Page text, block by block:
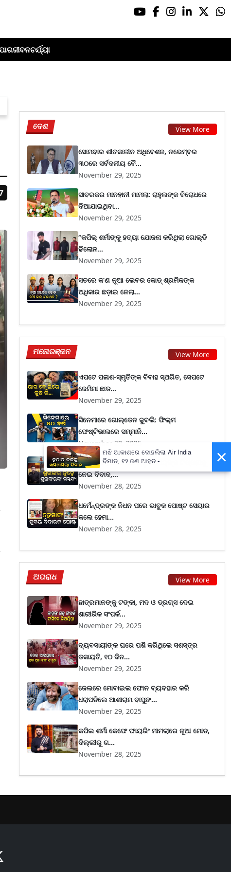
ଜୀବନଚର୍ଯ୍ୟା
ଦେଶ View More
ସୋମବାର ଶୀତକାଳୀନ ଅଧିବେଶନ, ନଭେମ୍ବର
୩୦ରେ ସର୍ବଦଳୀୟ ବୈ...
November 29, 2025
ସାବରକର ମାନହାନୀ ମାମଲା: ରାହୁଲଙ୍କ ବିରୋଧରେ
ଦିଆଯାଇଥିବା...
November 29, 2025
“କପିଲ୍ ଶର୍ମାଙ୍କୁ ହତ୍ୟା ଯୋଜନା କରିଥିଲା ଗୋଲ୍ଡି
ଢିଲୋନ...
November 29, 2025
ସତରେ କ’ଣ ନୂଆ ଲେବର କୋଡ୍‌ ଶ୍ରମିକଙ୍କ
ଅଧିକାର ଛଡ଼ାଇ ନେଲା...
November 29, 2025
ମନୋରଞ୍ଜନ View More
ଏପଟେ ପଳାଶ-ସ୍ମୃତିଙ୍କ ବିବାହ ସ୍ଥଗିତ, ସେପଟେ
ଜେମିମା ଛାଡ...
November 29, 2025
ସିନେମାରେ ଗୋଲ୍ଡେନ ଜୁବଲି: ଫିଲ୍ମ
ଫେଷ୍ଟିଭାଲରେ ସମ୍ମାନି...
November 28, 2025
ସୋସିଆଲ ମିଡିଆ ଇନଫ୍ଲୁଏନସର୍‌ଙ୍କ ଟିପ୍ପଣୀକୁ
ନେଇ ବିବାଦ,...
November 28, 2025
ଧର୍ମେନ୍ଦ୍ରଙ୍କ ନିଧନ ପରେ ଭାବୁକ ପୋଷ୍ଟ ସେୟାର
କଲେ ହେମା...
November 28, 2025
ଅପରାଧ View More
ଛାତ୍ରମାନଙ୍କୁ ଟଙ୍କା, ମଦ ଓ ଡ୍ରଗ୍ସ ଦେଇ
ଶାରୀରିକ ସଂପର୍କ...
November 29, 2025
ବ୍ୟବସାୟୀଙ୍କ ଘରେ ପଶି କରିଥିଲେ ସଶସ୍ତ୍ର
ଡକାୟତି, ୧୦ ଦିନ...
November 29, 2025
ଜେଲରେ ମୋବାଇଲ ଫୋନ ବ୍ୟବହାର କରି
ଧରାପଡିଲେ ଆଶାରାମ ବାପୁଙ...
November 29, 2025
କପିଲ ଶର୍ମା କେଫେ ଫାୟରିଂ ମାମଲାରେ ନୂଆ ମୋଡ,
ଦିଲ୍ଲୀରୁ ଗ...
November 28, 2025
×
ମଝି ଆକାଶରେ ଦୋହଲିଲା Air India
ବିମାନ, ୧୨ ଜଣ ଆହତ -
PrameyaNews7